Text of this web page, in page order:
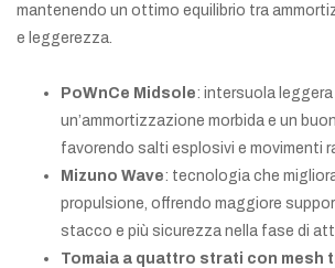
mantenendo un ottimo equilibrio tra
e leggerezza.
PoWnCe Midsole: intersuola
un’ammortizzazione morbida e un
favorendo salti esplosivi e movimenti
Mizuno Wave: tecnologia che
propulsione, offrendo maggiore
stacco e più sicurezza nella fase di
Tomaia a quattro strati con mesh